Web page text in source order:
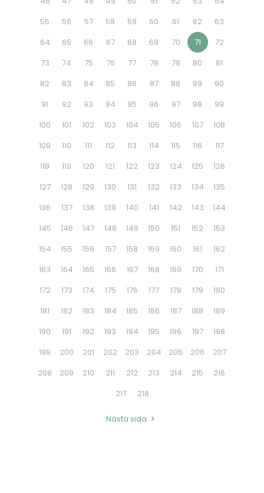
55
56 57 58 59 60 61 62
63
64
65 66 67 68 69 70 71
72
73
74 75 76 77 78 79 80
81
82
83 84 85 86 87 88 89
90
91
92 93 94 95 96 97 98
99
100
101 102 103 104 105 106 107
108
109
110 111 112 113 114 115 116
117
118
119 120 121 122 123 124 125
126
127
128 129 130 131 132 133 134
135
136
137 138 139 140 141 142 143
144
145
146 147 148 149 150 151 152
153
154
155 156 157 158 159 160 161
162
163
164 165 166 167 168 169 170
171
172
173 174 175 176 177 178 179
180
181
182 183 184 185 186 187 188
189
190
191 192 193 194 195 196 197
198
199
200 201 202 203 204 205 206
207
208
209 210 211 212 213 214 215
216
217
218
Nästa sida